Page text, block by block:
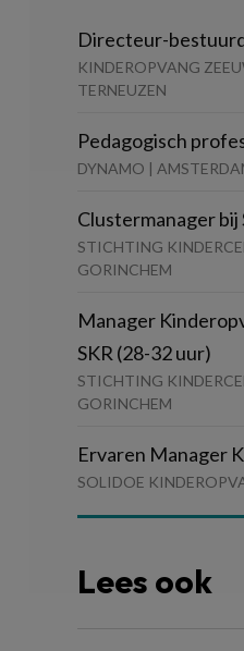
Directeur-
KINDEROPVANG
TERNEUZEN
Pedagogisch
DYNAMO |
Clustermanager bij
STICHTING
GORINCHEM
Manager
SKR (28-32 uur)
STICHTING
GORINCHEM
Ervaren Manager
SOLIDOE
Lees ook